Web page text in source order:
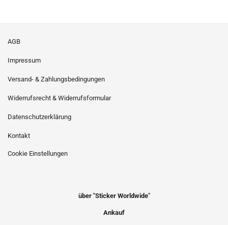
AGB
Impressum
Versand- & Zahlungsbedingungen
Widerrufsrecht & Widerrufsformular
Datenschutzerklärung
Kontakt
Cookie Einstellungen
über "Sticker Worldwide"
Ankauf